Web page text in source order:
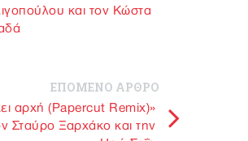
και τον Κώστα
ΕΠΟΜΕΝΟ ΑΡΘΡΟ
αρχή (Papercut Remix)»
Σταύρο Ξαρχάκο και την